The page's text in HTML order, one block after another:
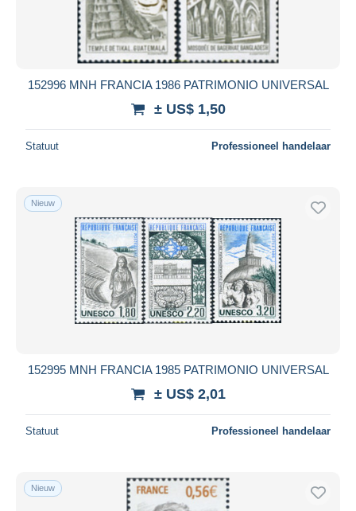
152996 MNH FRANCIA 1986 PATRIMONIO UNIVERSAL
± US$ 1,50
Statuut Professioneel handelaar
Nieuw
152995 MNH FRANCIA 1985 PATRIMONIO UNIVERSAL
± US$ 2,01
Statuut Professioneel handelaar
Nieuw